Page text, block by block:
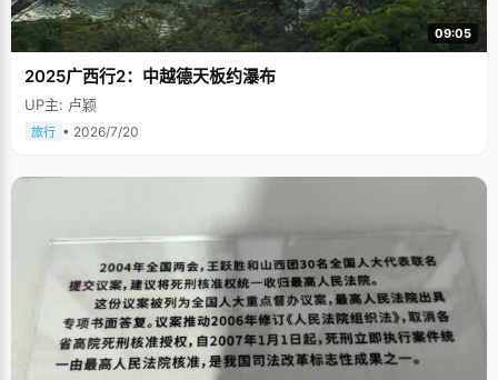
09:05
2025广西行2：中越德天板约瀑布
UP主: 卢颖
旅行 • 2026/7/20